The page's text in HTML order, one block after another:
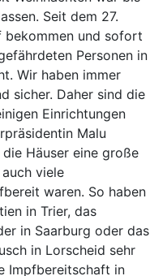
Seit dem 27.
bekommen und sofort
Personen in
Wir haben immer
sicher. Daher sind die
Einrichtungen
Malu
Häuser eine große
viele
waren. So haben
in Trier, das
in Saarburg oder das
in Lorscheid sehr
Impfbereitschaft in